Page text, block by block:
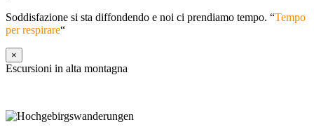
Soddisfazione si sta diffondendo e noi ci prendiamo tempo. “Tempo
per respirare“
×
Escursioni in alta montagna